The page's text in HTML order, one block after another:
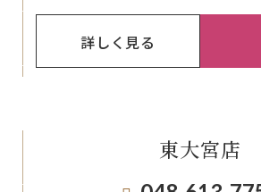
詳しく見る
東大宮店